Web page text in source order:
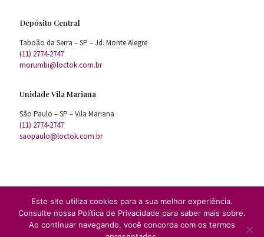
Depósito Central
Taboão da Serra – SP – Jd. Monte Alegre
(11) 2774-2747
morumbi@loctok.com.br
Unidade Vila Mariana
São Paulo – SP – Vila Mariana
(11) 2774-2747
saopaulo@loctok.com.br
Todos Direitos Reservados ® LocTok 2020
Tokcenter locação de equipamentos para festas e eventos Ltda
Este site utiliza cookies para a sua melhor experiência.
Consulte nossa Política de Privacidade para saber mais sobre.
Ao continuar navegando, você concorda com os termos